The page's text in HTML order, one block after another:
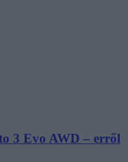
3 Evo AWD – erről